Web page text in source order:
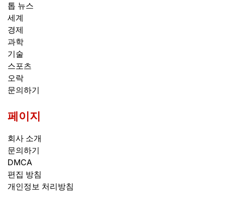
톱 뉴스
세계
경제
과학
기술
스포츠
오락
문의하기
페이지
회사 소개
문의하기
DMCA
편집 방침
개인정보 처리방침